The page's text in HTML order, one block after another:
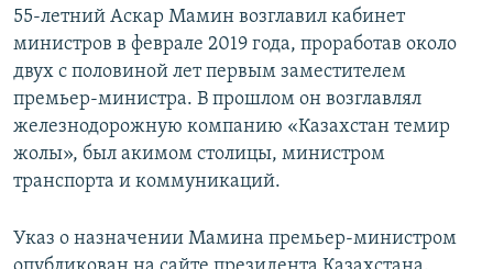
55-летний Аскар Мамин возглавил кабинет
министров в феврале 2019 года, проработав около
двух с половиной лет первым заместителем
премьер-министра. В прошлом он возглавлял
железнодорожную компанию «Казахстан темир
жолы», был акимом столицы, министром
транспорта и коммуникаций.
Указ о назначении Мамина премьер-министром